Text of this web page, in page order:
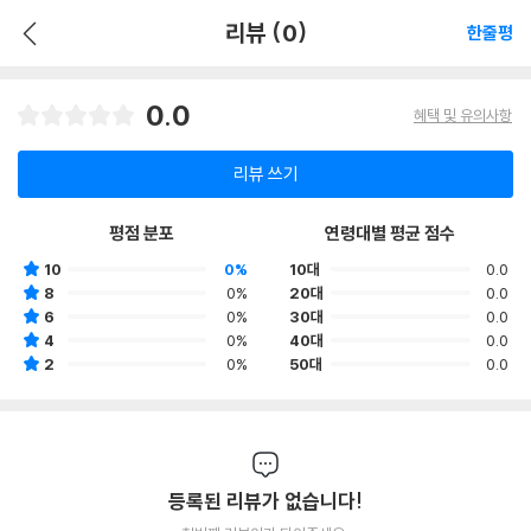
리뷰 (0) 한줄평
0.0 혜택 및 유의사항
리뷰 쓰기
평점 분포
10
0%
8
0%
6
0%
4
0%
2
0%
연령대별 평균 점수
10대
0.0
20대
0.0
30대
0.0
40대
0.0
50대
0.0
등록된 리뷰가 없습니다!